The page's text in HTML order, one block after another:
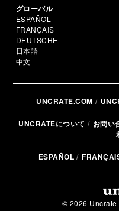
グローバル
ESPAÑOL
FRANÇAIS
DEUTSCHE
日本語
中文
UNCRATE.COM
UNCRATEについて お問い
ESPAÑOL
© 2026 Uncrate